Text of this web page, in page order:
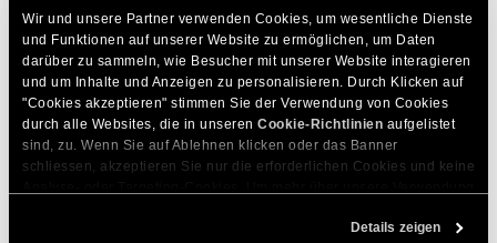
Wir und unsere Partner verwenden Cookies, um wesentliche Dienste
und Funktionen auf unserer Website zu ermöglichen, um Daten
darüber zu sammeln, wie Besucher mit unserer Website interagieren
und um Inhalte und Anzeigen zu personalisieren. Durch Klicken auf
"Cookies akzeptieren" stimmen Sie der Verwendung von Cookies
durch alle Websites, die in unseren Cookie-Richtlinien aufgelistet
sind, zu. Wenn Sie auf Ablehnen klicken oder das Banner
schliessen, akzeptieren Sie nur die erforderlichen Cookies und keine
. Sie können Ihre Cookie-Einstellungen jederzeit im
Details zeigen
Zum Thema Passende Artikel
Wie konfiguriere ich phpBB Mass Email, um